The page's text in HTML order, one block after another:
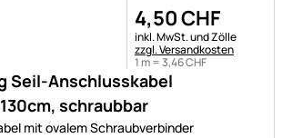
Seil-Anschlusskabel
schraubbar
mit ovalem Schraubverbinder
4,50CHF
Steuerhinweis:
inkl. MwSt. und Zölle
zzgl. Versandkosten
1 m =3,46CHF